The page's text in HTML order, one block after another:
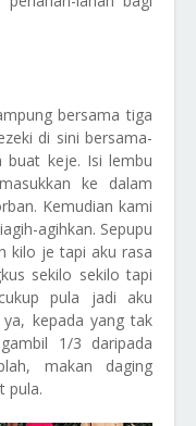
bersama tiga
di sini bersama-
buat keje. Isi lembu
ke dalam
Kemudian kami
agihkan. Sepupu
kilo je tapi aku rasa
sekilo sekilo tapi
pula jadi aku
kepada yang tak
1/3 daripada
makan daging
pula.